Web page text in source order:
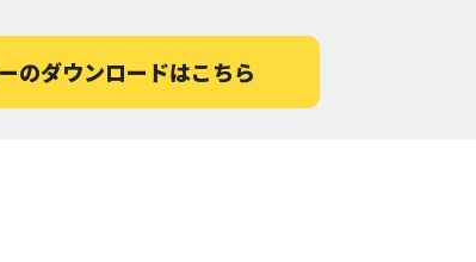
のダウンロードはこちら